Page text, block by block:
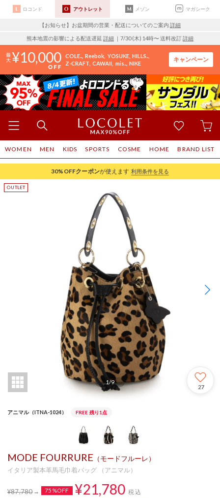
ロコンド アウトレット メゾン マガシーク
【お知らせ】お盆期間の営業・配送についてのご案内 詳細
熊本地震の影響による配送遅延 詳細 ｜7/30 (木) 14時〜 送料改訂詳細
10,000 COLE.. Reebok YOSUKE HILLS..
Z-CRAFT CAWAII mis.. NIKE
キャンペーン
WOMEN MEN KIDS SPORTS COSME HOME BRAND LIST
30%OFFクーポンが使えます 利用条件を見る
1/9
27
アニマル（ITNA-1024） FREE 残り1点
MODE FOURRURE （モードフルーレ）
イタリア製本革馬毛巾着バッグ （アニマル）
¥87,780 75%OFF ¥21,780 税込